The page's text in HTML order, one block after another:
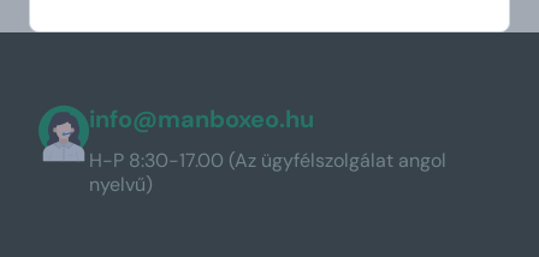
info@manboxeo.hu
H-P 8:30-17.00 (Az ügyfélszolgálat angol
nyelvű)